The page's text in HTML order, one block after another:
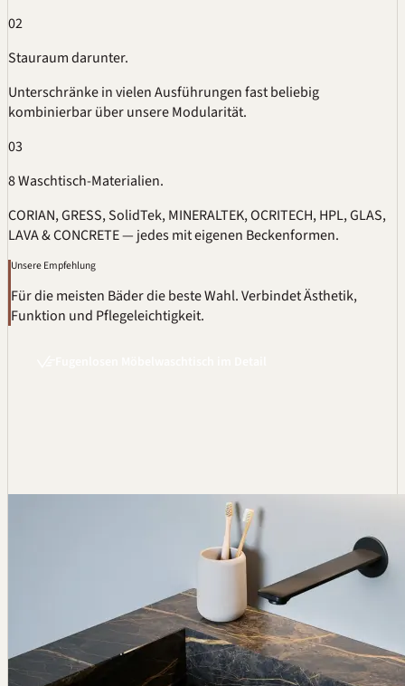
02
Stauraum darunter.
Unterschränke in vielen Ausführungen fast beliebig
kombinierbar über unsereModularität.
03
8 Waschtisch-Materialien.
CORIAN,GRESS, SolidTek, MINERALTEK, OCRITECH, HPL, GLAS,
LAVA & CONCRETE — jedes mit eigenen Beckenformen.
Unsere Empfehlung
Für die meisten Bäder die beste Wahl. Verbindet Ästhetik,
Funktion und Pflegeleichtigkeit.